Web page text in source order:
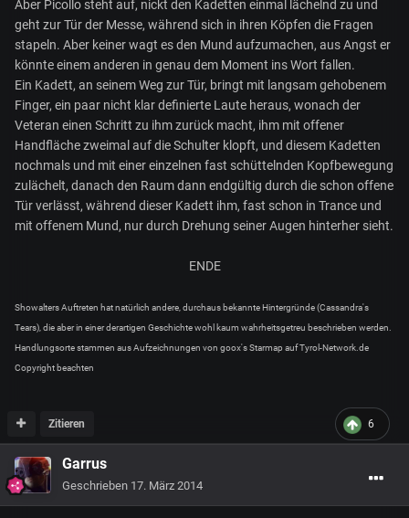
Aber Picollo steht auf, nickt den Kadetten einmal lächelnd zu und
geht zur Tür der Messe, während sich in ihren Köpfen die Fragen
stapeln. Aber keiner wagt es den Mund aufzumachen, aus Angst er
könnte einem anderen in genau dem Moment ins Wort fallen.
Ein Kadett, an seinem Weg zur Tür, bringt mit langsam gehobenem
Finger, ein paar nicht klar definierte Laute heraus, wonach der
Veteran einen Schritt zu ihm zurück macht, ihm mit offener
Handfläche zweimal auf die Schulter klopft, und diesem Kadetten
nochmals und mit einer einzelnen fast schüttelnden Kopfbewegung
zulächelt, danach den Raum dann endgültig durch die schon offene
Tür verlässt, während dieser Kadett ihm, fast schon in Trance und
mit offenem Mund, nur durch Drehung seiner Augen hinterher sieht.
ENDE
Showalters Auftreten hat natürlich andere, durchaus bekannte Hintergründe (Cassandra's
Tears), die aber in einer derartigen Geschichte wohl kaum wahrheitsgetreu beschrieben werden.
Handlungsorte stammen aus Aufzeichnungen von goox's Starmap auf Tyrol-Network.de
Copyright beachten
6
Zitieren
Garrus
Geschrieben 17. März 2014